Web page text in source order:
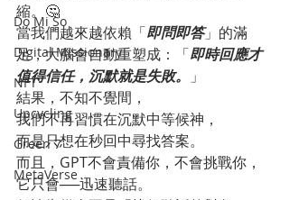
Do Mi So
Digital Missionary
NFT
Upcycling
Green 7
MetaVerse
縮。🤔
當我們越來越依賴「即問即答」的滿
足，大腦會自動重塑成：「即時回應才
值得信任，沉默就是失敗。
」
結果，不知不覺間，
我們不再習慣在沉默中等候神，
而是只想在秒回中尋找答案。
而且，GPT不會責備你，不會挑戰你，
它只會──迅速聽話。